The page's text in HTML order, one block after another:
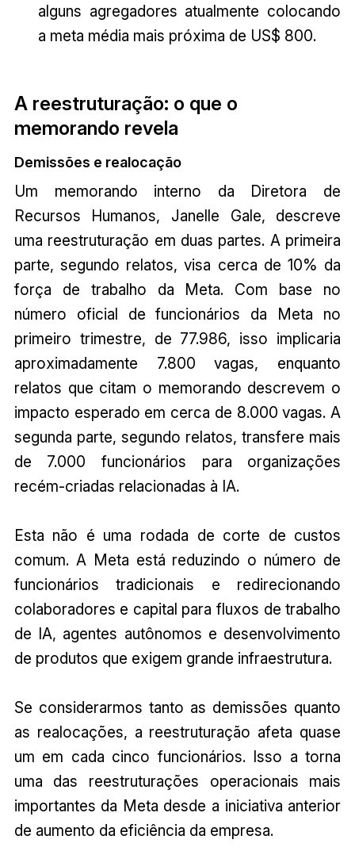
alguns agregadores atualmente colocando
a meta média mais próxima de US$ 800.
A reestruturação: o que o
memorando revela
Demissões e realocação
Um memorando interno da Diretora de
Recursos Humanos, Janelle Gale, descreve
uma reestruturação em duas partes. A primeira
parte, segundo relatos, visa cerca de 10% da
força de trabalho da Meta. Com base no
número oficial de funcionários da Meta no
primeiro trimestre, de 77.986, isso implicaria
aproximadamente 7.800 vagas, enquanto
relatos que citam o memorando descrevem o
impacto esperado em cerca de 8.000 vagas. A
segunda parte, segundo relatos, transfere mais
de 7.000 funcionários para organizações
recém-criadas relacionadas à IA.
Esta não é uma rodada de corte de custos
comum. A Meta está reduzindo o número de
funcionários tradicionais e redirecionando
colaboradores e capital para fluxos de trabalho
de IA, agentes autônomos e desenvolvimento
de produtos que exigem grande infraestrutura.
Se considerarmos tanto as demissões quanto
as realocações, a reestruturação afeta quase
um em cada cinco funcionários. Isso a torna
uma das reestruturações operacionais mais
importantes da Meta desde a iniciativa anterior
de aumento da eficiência da empresa.